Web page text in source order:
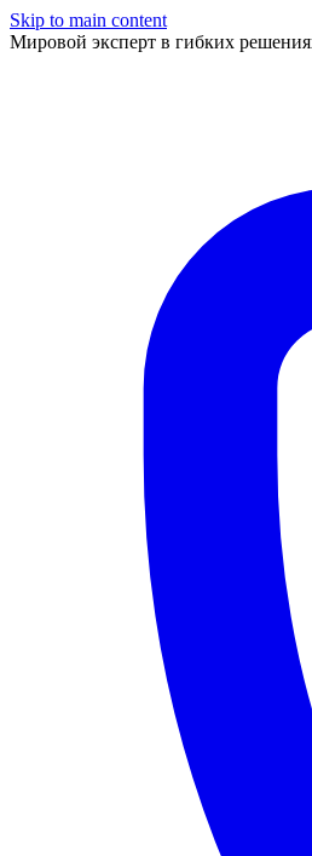
Skip to main content
Мировой эксперт в гибких